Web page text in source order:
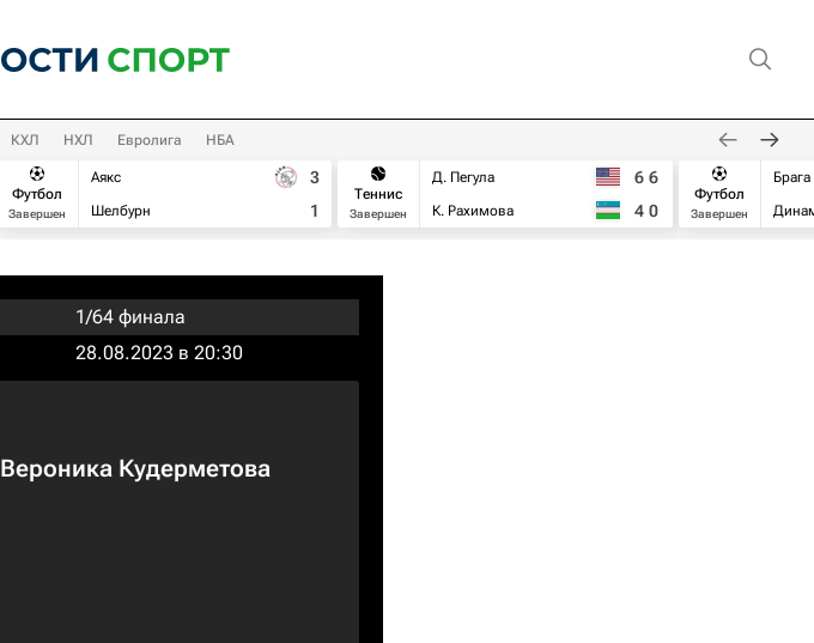
КХЛ НХЛ Евролига НБА
Футбол
Завершен
Аякс
Шелбурн
3
1
Теннис
Завершен
Д. Пегула
К. Рахимова
6 6
4 0
Футбол
Завершен
Брага
1/64 финала
28.08.2023 в 20:30
Вероника Кудерметова